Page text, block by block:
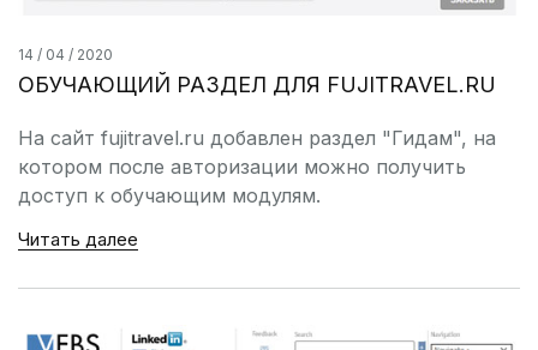
14 / 04 / 2020
ОБУЧАЮЩИЙ РАЗДЕЛ ДЛЯ FUJITRAVEL.RU
На сайт fujitravel.ru добавлен раздел "Гидам", на
котором после авторизации можно получить
доступ к обучающим модулям.
Читать далее